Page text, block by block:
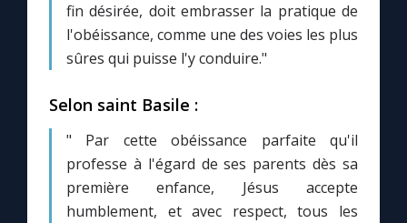
fin désirée, doit embrasser la pratique de
l'obéissance, comme une des voies les plus
sûres qui puisse l'y conduire."
Selon saint Basile :
" Par cette obéissance parfaite qu'il
professe à l'égard de ses parents dès sa
première enfance, Jésus accepte
humblement, et avec respect, tous les